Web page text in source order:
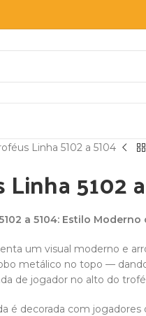
Linha 5102 a 5104
5102
a 5104: Estilo
um visual moderno e
metálico no topo —
de jogador no alto do
é decorada com